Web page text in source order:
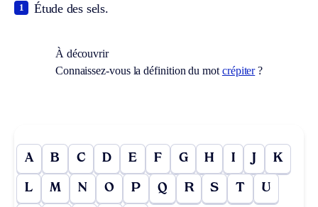
Étude des sels.
1
À découvrir
Connaissez-vous la définition du mot crépiter?
A B C D E F G H I J K
L M N O P Q R S T U